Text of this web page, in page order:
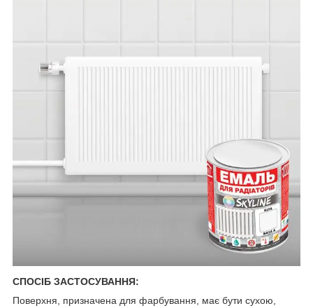
СПОСІБ ЗАСТОСУВАННЯ:
Поверхня, призначена для фарбування, має бути сухою,